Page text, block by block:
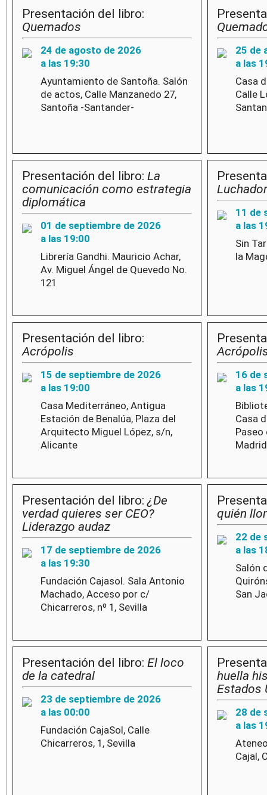
Presentación del libro:
Quemados
24 de agosto de 2026
a las 19:30
Ayuntamiento de Santoña. Salón
de actos, Calle Manzanedo 27,
Santoña -Santander-
25 de
a las
Casa
Calle
Presentación del libro: La
comunicación como estrategia
diplomática
01 de septiembre de 2026
a las 19:00
Librería Gandhi. Mauricio Achar,
Av. Miguel Ángel de Quevedo No.
121
11 de
a las
Sin
la
Presentación del libro:
Acrópolis
15 de septiembre de 2026
a las 19:00
Casa Mediterráneo, Antigua
Estación de Benalúa, Plaza del
Arquitecto Miguel López, s/n,
Alicante
16 de
a las
Casa
Paseo
Madrid
Presentación del libro:¿De
verdad quieres ser CEO?
Liderazgo audaz
17 de septiembre de 2026
a las 19:30
Fundación Cajasol. Sala Antonio
Machado, Acceso por c/
Chicarreros, nº 1, Sevilla
quién
22 de
a las
Salón
San
Presentación del libro: El loco
de la catedral
23 de septiembre de 2026
a las 00:00
Fundación CajaSol, Calle
Chicarreros, 1, Sevilla
huella
Estados
28 de
a las
Cajal,